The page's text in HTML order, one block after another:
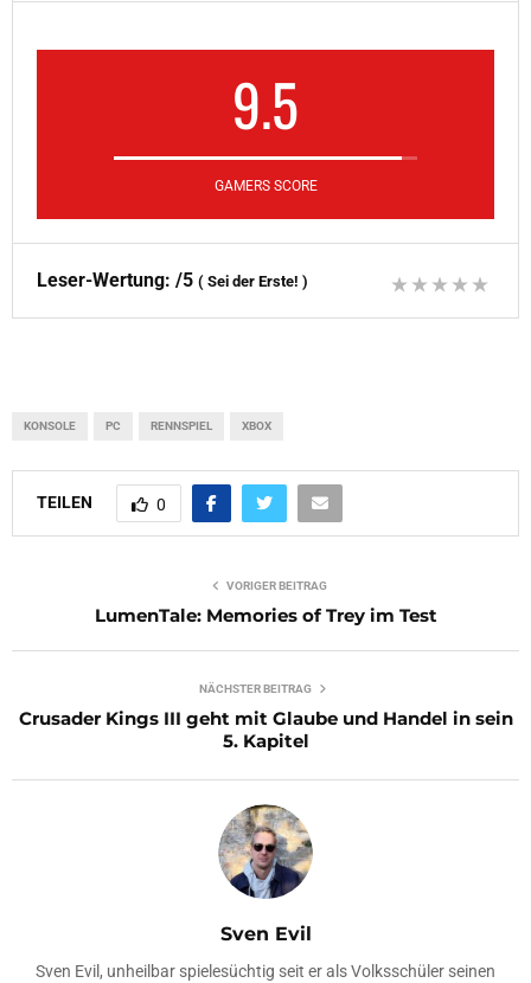
9.5
GAMERS SCORE
Leser-Wertung: /5 ( Sei der Erste! )
KONSOLE PC RENNSPIEL XBOX
TEILEN 0
VORIGER BEITRAG
LumenTale: Memories of Trey im Test
NÄCHSTER BEITRAG
Crusader Kings III geht mit Glaube und Handel in sein
5. Kapitel
Sven Evil
Sven Evil, unheilbar spielesüchtig seit er als Volksschüler seinen